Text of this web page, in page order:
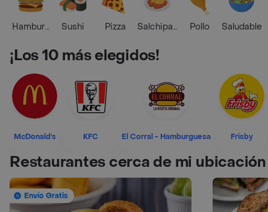
HamburguesaSushi Pizza Salchipapas Pollo Saludable
¡Los 10 más elegidos!
McDonald's KFC El Corral - Hamburguesa Frisby
Restaurantes cerca de mi ubicación
Envío Gratis